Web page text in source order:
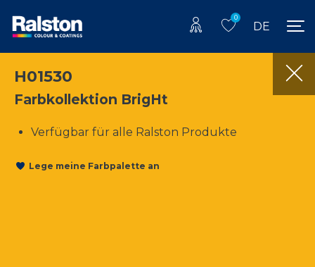
0
DE
H01530
Farbkollektion BrigHt
Verfügbar für alle Ralston Produkte
Lege meine Farbpalette an